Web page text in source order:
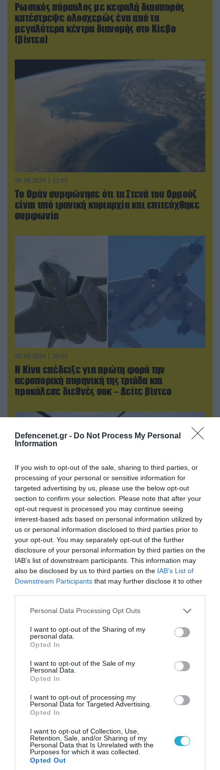
Defencenet.gr - Do Not Process My Personal
Information
If you wish to opt-out of the sale, sharing to third parties, or
processing of your personal or sensitive information for
targeted advertising by us, please use the below opt-out
section to confirm your selection. Please note that after your
opt-out request is processed you may continue seeing
interest-based ads based on personal information utilized by
us or personal information disclosed to third parties prior to
your opt-out. You may separately opt-out of the further
disclosure of your personal information by third parties on the
IAB’s list of downstream participants. This information may
also be disclosed by us to third parties on the IAB’s List of
Downstream Participants that may further disclose it to other
Please note that this website/app uses one or more Google
not limited to your visit or usage behaviour. You may click to
grant or deny consent to Google and its third-party tags to
use your data for below specified purposes in below Google
consent section.
Personal Data Processing Opt Outs
I want to opt-out of the Sharing of my
personal data.
Opted In
I want to opt-out of the Sale of my
Personal Data.
Opted In
I want to opt-out of processing my
Personal Data for Targeted Advertising.
Opted In
I want to opt-out of Collection, Use,
Retention, Sale, and/or Sharing of my
Personal Data that Is Unrelated with the
Purposes for which it was collected.
Opted Out
Ρωσικός πύραυλος με κεφαλή διασποράς
κατέστρεψε ολοσχερώς ένα από τα
μεγαλύτερα κέντρα διανομής στο Κίεβο
(βίντεο)
05.08.2026 | 22:02
Το Ομάν συμφώνησε ότι τα Στενά του Ορμούζ
είναι υπό ιρανική κυριαρχία και επιτεύχθηκε
συμφωνία
05.08.2026 | 20:02
Η Κίνα επέδειξε για πρώτη φορά την
αεροπορική πυρηνική της τριάδα και
προκάλεσε διεθνές σοκ – Δείτε βίντεο
05.08.2026 | 15:02
ΗΠΑ: Σε εξέλιξη έρευνα της FAA για
περιστατικό με το προεδρικό ελικόπτερο
Marine One που μετέφερε τον Ν.Τραμπ
ΠΟΛΙΤΙΚΗ
04.08.2026 | 15:02
Αυτή την ώρα το τελευταίο «αντίο» στον πρώην
υπουργό Ι.Βαρβιτσιώτη (φωτο)